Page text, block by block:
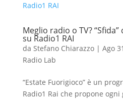
Meglio radio o TV?
su Radio1 RAI
da Stefano Chiarazzo| Ago
Radio Lab
“Estate Fuorigioco” è un
Radio1 Rai che propone